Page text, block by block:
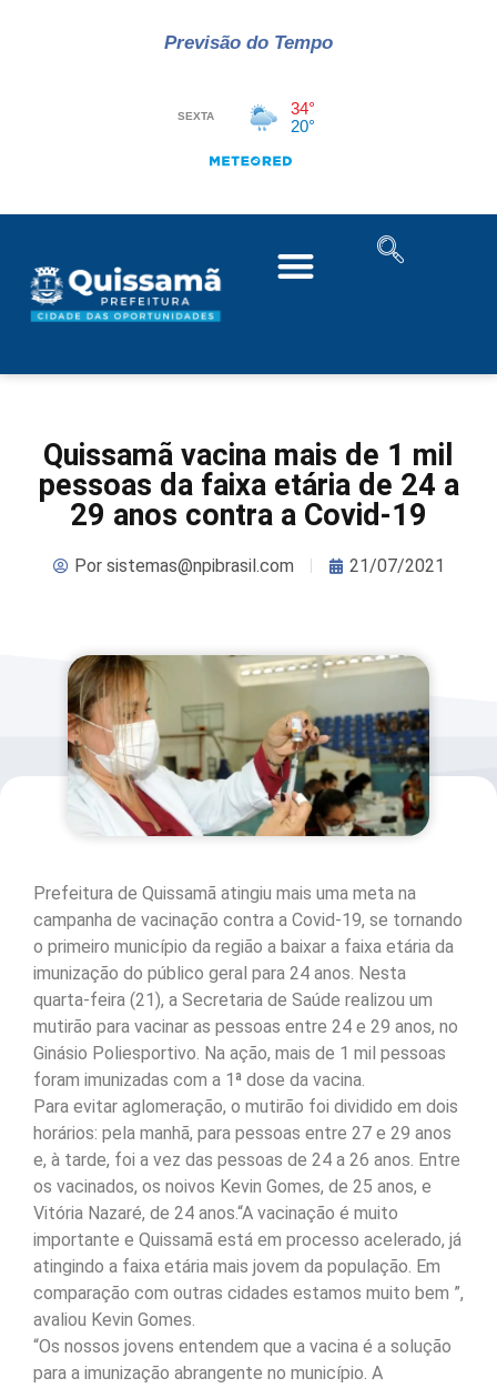
Previsão do Tempo
Quissamã vacina mais de 1 mil
pessoas da faixa etária de 24 a
29 anos contra a Covid-19
Porsistemas@npibrasil.com 21/07/2021
Prefeitura de Quissamã atingiu mais uma meta na
campanha de vacinação contra a Covid-19, se tornando
o primeiro município da região a baixar a faixa etária da
imunização do público geral para 24 anos. Nesta
quarta-feira (21), a Secretaria de Saúde realizou um
mutirão para vacinar as pessoas entre 24 e 29 anos, no
Ginásio Poliesportivo. Na ação, mais de 1 mil pessoas
foram imunizadas com a 1ª dose da vacina.
Para evitar aglomeração, o mutirão foi dividido em dois
horários: pela manhã, para pessoas entre 27 e 29 anos
e, à tarde, foi a vez das pessoas de 24 a 26 anos. Entre
os vacinados, os noivos Kevin Gomes, de 25 anos, e
Vitória Nazaré, de 24 anos.“A vacinação é muito
importante e Quissamã está em processo acelerado, já
atingindo a faixa etária mais jovem da população. Em
comparação com outras cidades estamos muito bem ”,
avaliou Kevin Gomes.
“Os nossos jovens entendem que a vacina é a solução
para a imunização abrangente no município. A